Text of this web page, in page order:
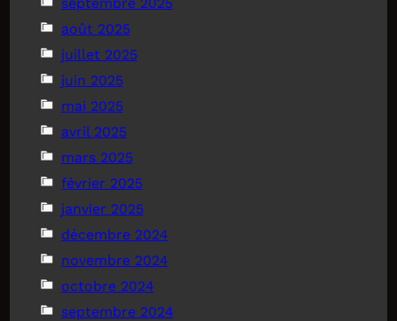
août 2025
juillet 2025
juin 2025
mai 2025
avril 2025
mars 2025
février 2025
janvier 2025
décembre 2024
novembre 2024
octobre 2024
septembre 2024